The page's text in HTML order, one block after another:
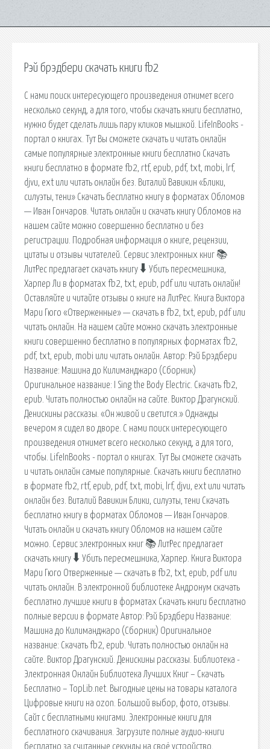
Рэй брэдбери скачать книги fb2
С нами поиск интересующего произведения отнимет всего
несколько секунд, а для того, чтобы скачать книги бесплатно,
нужно будет сделать лишь пару кликов мышкой. LifeInBooks -
портал о книгах. Тут Вы сможете скачать и читать онлайн
самые популярные электронные книги бесплатно Скачать
книги бесплатно в формате fb2, rtf, epub, pdf, txt, mobi, lrf,
djvu, ext или читать онлайн без. Виталий Вавикин «Блики,
силуэты, тени» Скачать бесплатно книгу в форматах Обломов
— Иван Гончаров. Читать онлайн и скачать книгу Обломов на
нашем сайте можно совершенно бесплатно и без
регистрации. Подробная информация о книге, рецензии,
цитаты и отзывы читателей. Сервис электронных книг 📚
ЛитРес предлагает скачать книгу 🠳 Убить пересмешника,
Харпер Ли в форматах fb2, txt, epub, pdf или читать онлайн!
Оставляйте и читайте отзывы о книге на ЛитРес. Книга Виктора
Мари Гюго «Отверженные» — скачать в fb2, txt, epub, pdf или
читать онлайн. На нашем сайте можно скачать электронные
книги совершенно бесплатно в популярных форматах fb2,
pdf, txt, epub, mobi или читать онлайн. Автор: Рэй Брэдбери
Название: Машина до Килиманджаро (Сборник)
Оригинальное название: I Sing the Body Electric. Скачать fb2,
epub. Читать полностью онлайн на сайте. Виктор Драгунский.
Денискины рассказы. «Он живой и светится.» Однажды
вечером я сидел во дворе. С нами поиск интересующего
произведения отнимет всего несколько секунд, а для того,
чтобы. LifeInBooks - портал о книгах. Тут Вы сможете скачать
и читать онлайн самые популярные. Скачать книги бесплатно
в формате fb2, rtf, epub, pdf, txt, mobi, lrf, djvu, ext или читать
онлайн без. Виталий Вавикин Блики, силуэты, тени Скачать
бесплатно книгу в форматах Обломов — Иван Гончаров.
Читать онлайн и скачать книгу Обломов на нашем сайте
можно. Сервис электронных книг 📚 ЛитРес предлагает
скачать книгу 🠳 Убить пересмешника, Харпер. Книга Виктора
Мари Гюго Отверженные — скачать в fb2, txt, epub, pdf или
читать онлайн. В электронной библиотеке Андронум скачать
бесплатно лучшие книги в форматах Скачать книги бесплатно
полные версии в формате Автор: Рэй Брэдбери Название:
Машина до Килиманджаро (Сборник) Оригинальное
название: Скачать fb2, epub. Читать полностью онлайн на
сайте. Виктор Драгунский. Денискины рассказы. Библиотека -
Электронная Онлайн Библиотека Лучших Книг – Скачать
Бесплатно – TopLib.net. Выгодные цены на товары каталога
Цифровые книги на ozon. Большой выбор, фото, отзывы.
Сайт с бесплатными книгами. Электронные книги для
бесплатного скачивания. Загрузите полные аудио-книги
бесплатно за считанные секунды на своё устройство.